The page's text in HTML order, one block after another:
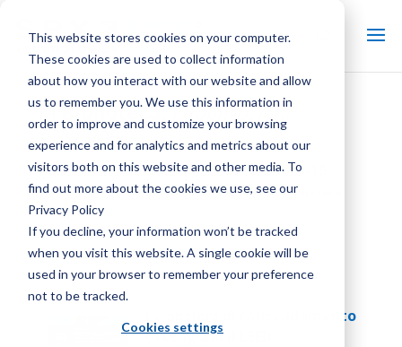
This website stores cookies on your computer.
These cookies are used to collect information
about how you interact with our website and allow
us to remember you. We use this information in
order to improve and customize your browsing
experience and for analytics and metrics about our
visitors both on this website and other media. To
find out more about the cookies we use, see our
Privacy Policy
If you decline, your information won’t be tracked
when you visit this website. A single cookie will be
used in your browser to remember your preference
not to be tracked.
Cookies settings
Biblioteca: Pubblicazioni
aziendali
Comunicazione COVID-19
Pubblicazioni aziendali, Biblioteca
Le opzioni di raffreddamento
ottengono il LEED